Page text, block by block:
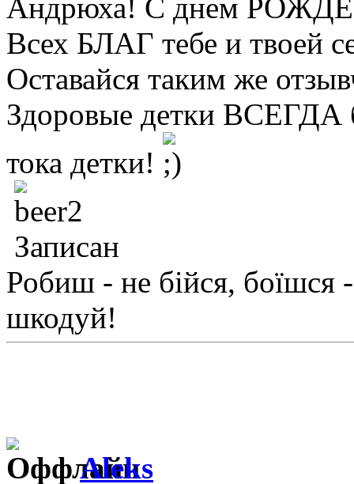
Андрюха! С днем
Всех БЛАГ тебе и твоей
Оставайся таким же
Здоровые детки ВСЕГДА
тока детки!
Записан
Робиш - не бійся, боїшся
шкодуй!
Aleks